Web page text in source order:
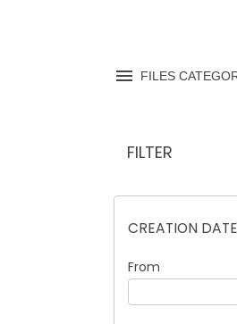
FILES
FILTER
CREATION DATE
From